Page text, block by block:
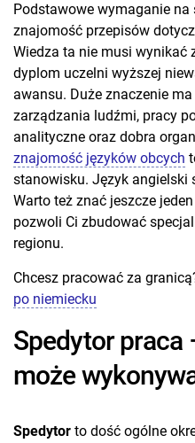
Podstawowe wymaganie
znajomość przepisów
Wiedza ta nie musi wynikać
dyplom uczelni wyższej
awansu. Duże znaczenie
zarządzania ludźmi, pracy
analityczne oraz dobra
znajomość języków obcych
stanowisku. Język
Warto też znać jeszcze
pozwoli Ci zbudować
regionu.
Chcesz pracować za
po niemiecku
Spedytor praca
może
Spedytor to dość ogólne